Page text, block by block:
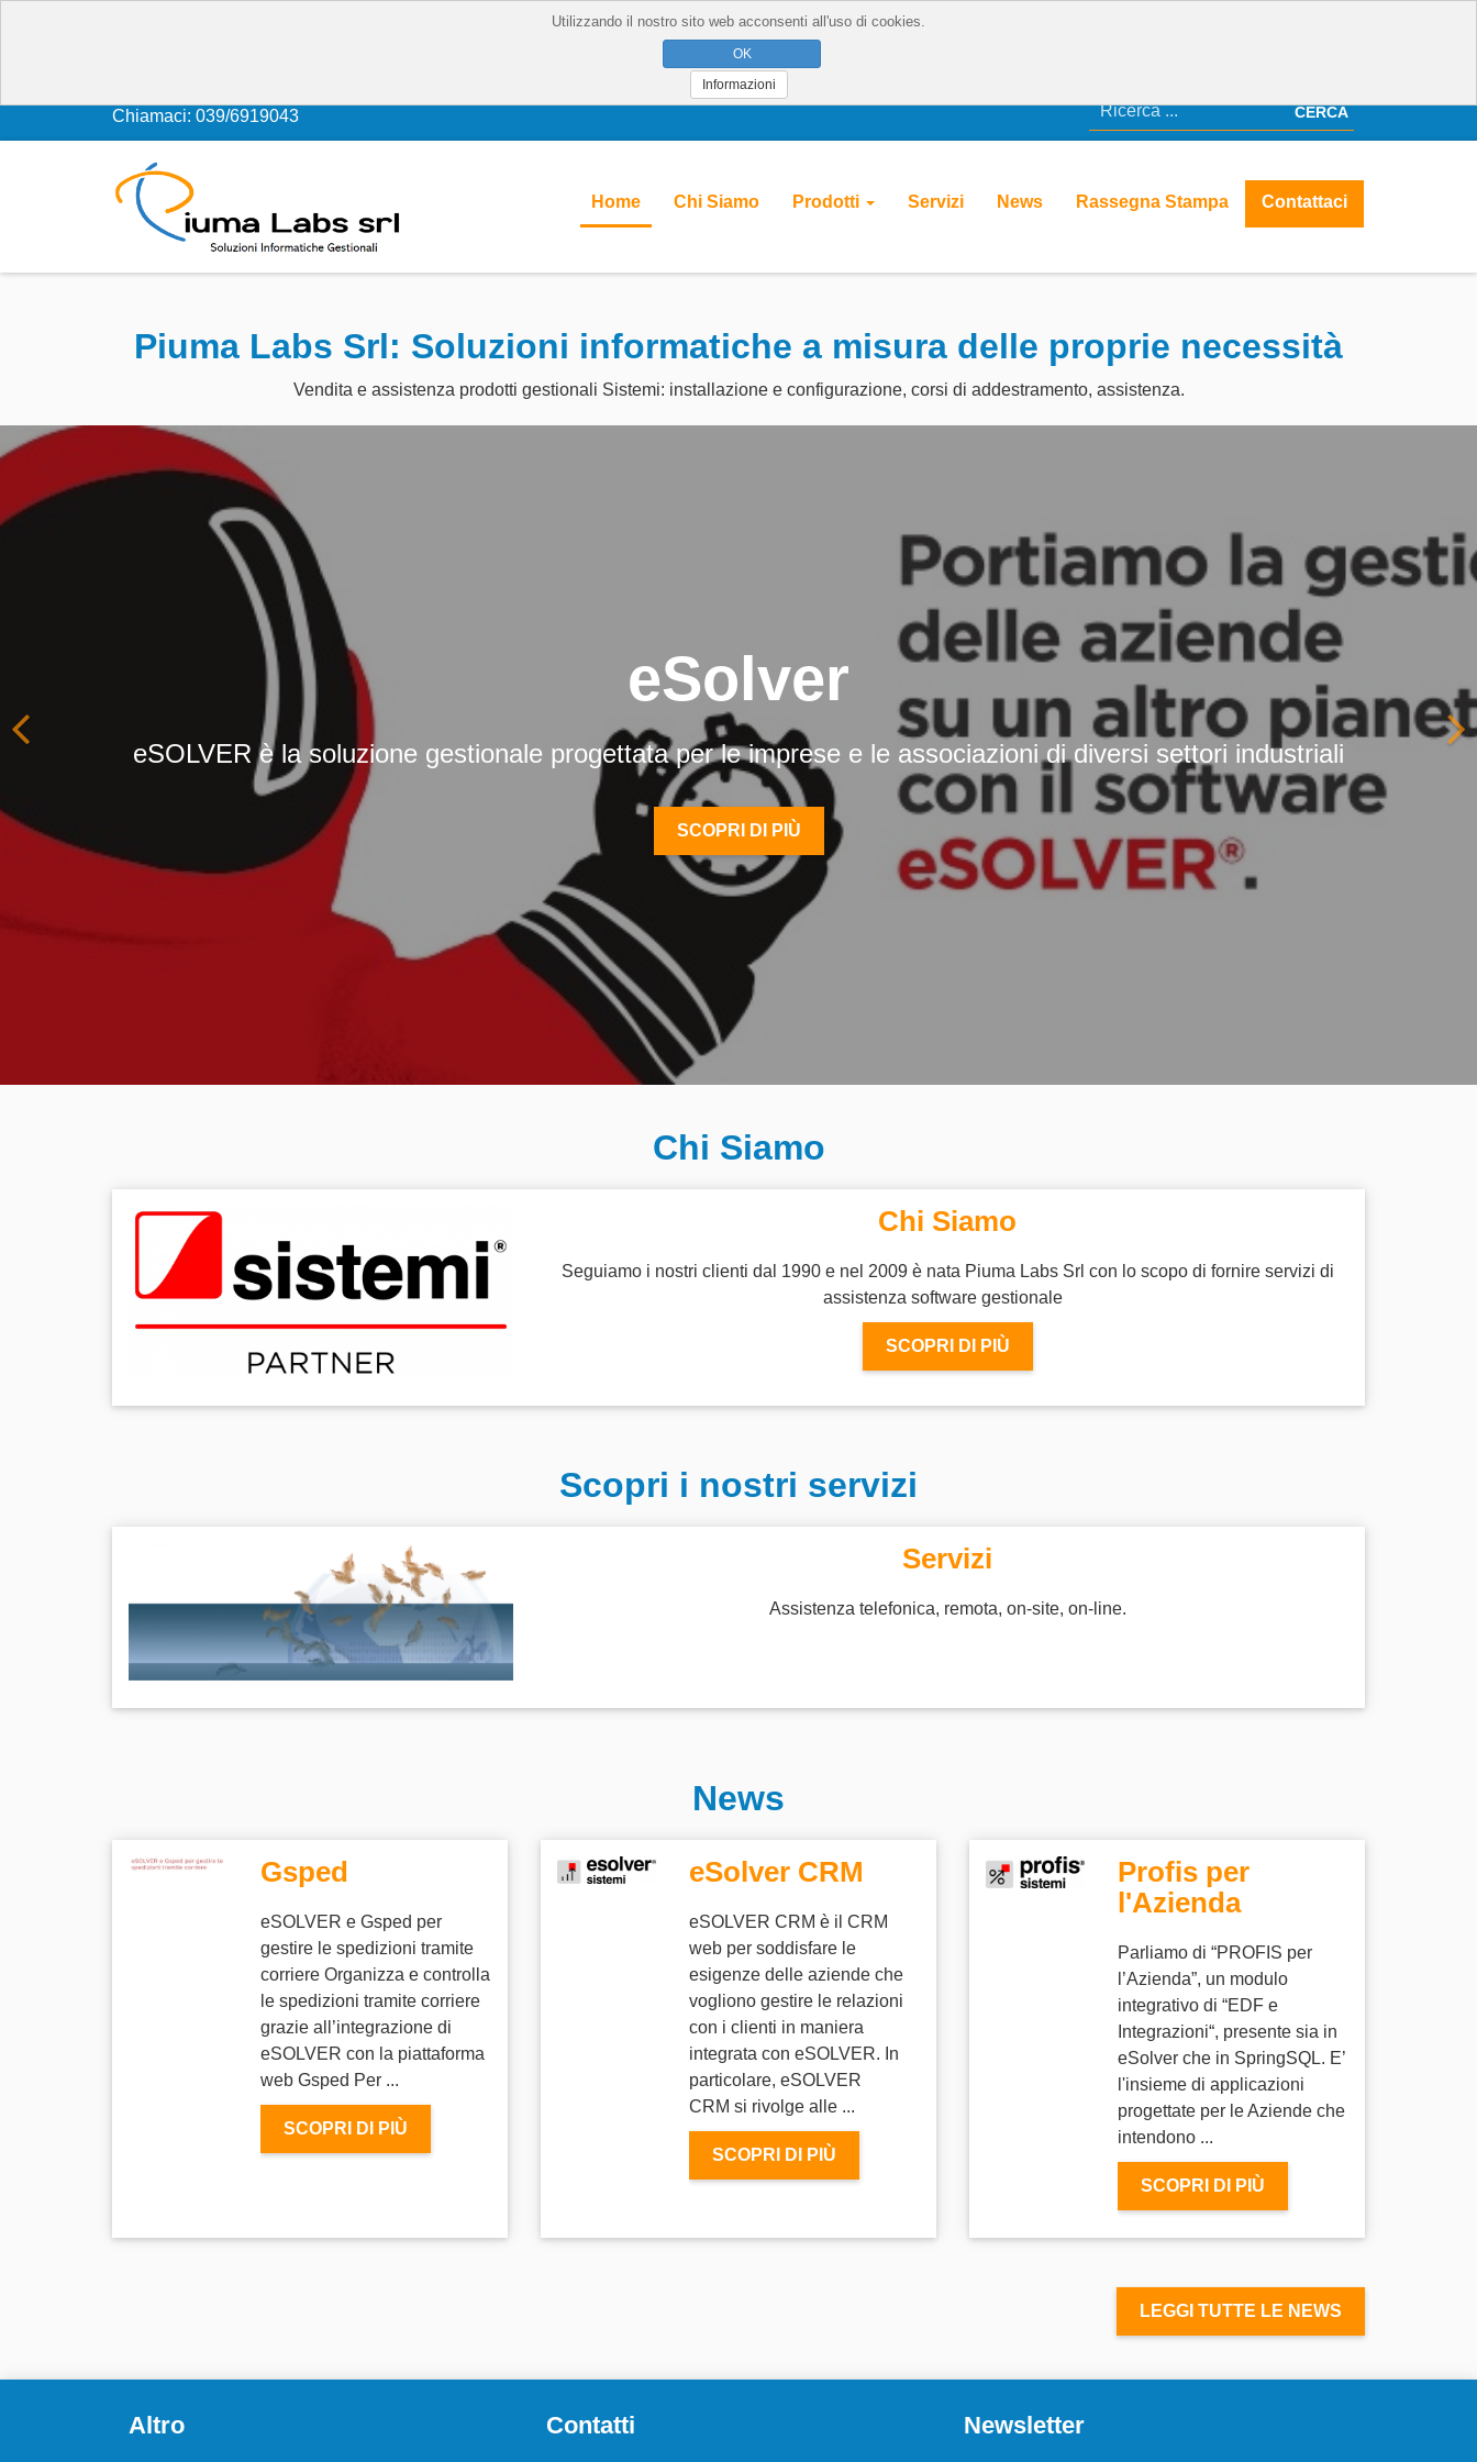
Chiamaci: 039/6919043 CERCA
Home Chi Siamo Prodotti Servizi News Rassegna Stampa Contattaci
Piuma Labs Srl: Soluzioni informatiche a misura delle proprie necessità
Vendita e assistenza prodotti gestionali Sistemi: installazione e configurazione, corsi di addestramento, assistenza.
SpringSQL
Spring è la soluzione gestionale progettata per le Aziende di piccole dimensioni
SCOPRI DI PIÙ
Chi Siamo
Chi Siamo
Seguiamo i nostri clienti dal 1990 e nel 2009 è nata Piuma Labs Srl con lo scopo di fornire servizi di
assistenza software gestionale
SCOPRI DI PIÙ
Scopri i nostri servizi
Servizi
Assistenza telefonica, remota, on-site, on-line.
News
Gsped
eSOLVER e Gsped per
gestire le spedizioni tramite
corriere Organizza e controlla
le spedizioni tramite corriere
grazie all’integrazione di
eSOLVER con la piattaforma
web Gsped Per ...
SCOPRI DI PIÙ
eSolver CRM
eSOLVER CRM è il CRM
web per soddisfare le
esigenze delle aziende che
vogliono gestire le relazioni
con i clienti in maniera
integrata con eSOLVER. In
particolare, eSOLVER
CRM si rivolge alle ...
SCOPRI DI PIÙ
Profis per
l'Azienda
Parliamo di “PROFIS per
l’Azienda”, un modulo
integrativo di “EDF e
Integrazioni“, presente sia in
eSolver che in SpringSQL. E’
l'insieme di applicazioni
progettate per le Aziende che
intendono ...
SCOPRI DI PIÙ
LEGGI TUTTE LE NEWS
Altro Contatti Newsletter
Utilizzando il nostro sito web acconsenti all'uso di cookies.
Informazioni